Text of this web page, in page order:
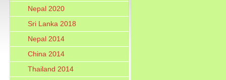
Nepal 2020
Sri Lanka 2018
Nepal 2014
China 2014
Thailand 2014